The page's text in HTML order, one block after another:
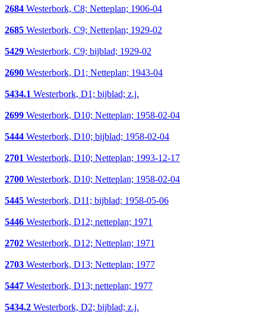
2684 Westerbork, C8; Netteplan; 1906-04
2685 Westerbork, C9; Netteplan; 1929-02
5429 Westerbork, C9; bijblad; 1929-02
2690 Westerbork, D1; Netteplan; 1943-04
5434.1 Westerbork, D1; bijblad; z.j.
2699 Westerbork, D10; Netteplan; 1958-02-04
5444 Westerbork, D10; bijblad; 1958-02-04
2701 Westerbork, D10; Netteplan; 1993-12-17
2700 Westerbork, D10; Netteplan; 1958-02-04
5445 Westerbork, D11; bijblad; 1958-05-06
5446 Westerbork, D12; netteplan; 1971
2702 Westerbork, D12; Netteplan; 1971
2703 Westerbork, D13; Netteplan; 1977
5447 Westerbork, D13; netteplan; 1977
5434.2 Westerbork, D2; bijblad; z.j.